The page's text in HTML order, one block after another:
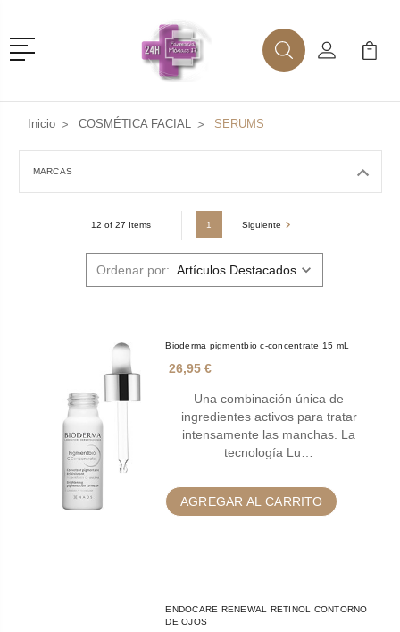
Menú
BuscarMi Cuenta
Mi
Inicio COSMÉTICA FACIAL SERUMS
MARCAS
12 of 27 Items 1 Siguiente
Ordenar por:
Bioderma pigmentbio c-concentrate 15 mL
26,95 €
Una combinación única de
ingredientes activos para tratar
intensamente las manchas. La
tecnología Lu…
AGREGAR AL CARRITO
ENDOCARE RENEWAL RETINOL CONTORNO
DE OJOS